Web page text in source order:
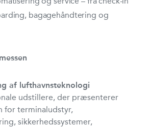
bagagehåndtering og
af lufthavnsteknologi
udstillere, der præsenterer
for terminaludstyr,
sikkerhedssystemer,